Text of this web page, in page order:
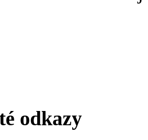
odkazy